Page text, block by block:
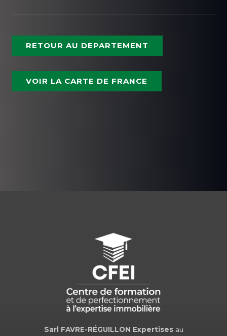
RETOUR AU DEPARTEMENT
VOIR LA CARTE DE FRANCE
Sarl FAVRE-RÉGUILLON Expertisesau